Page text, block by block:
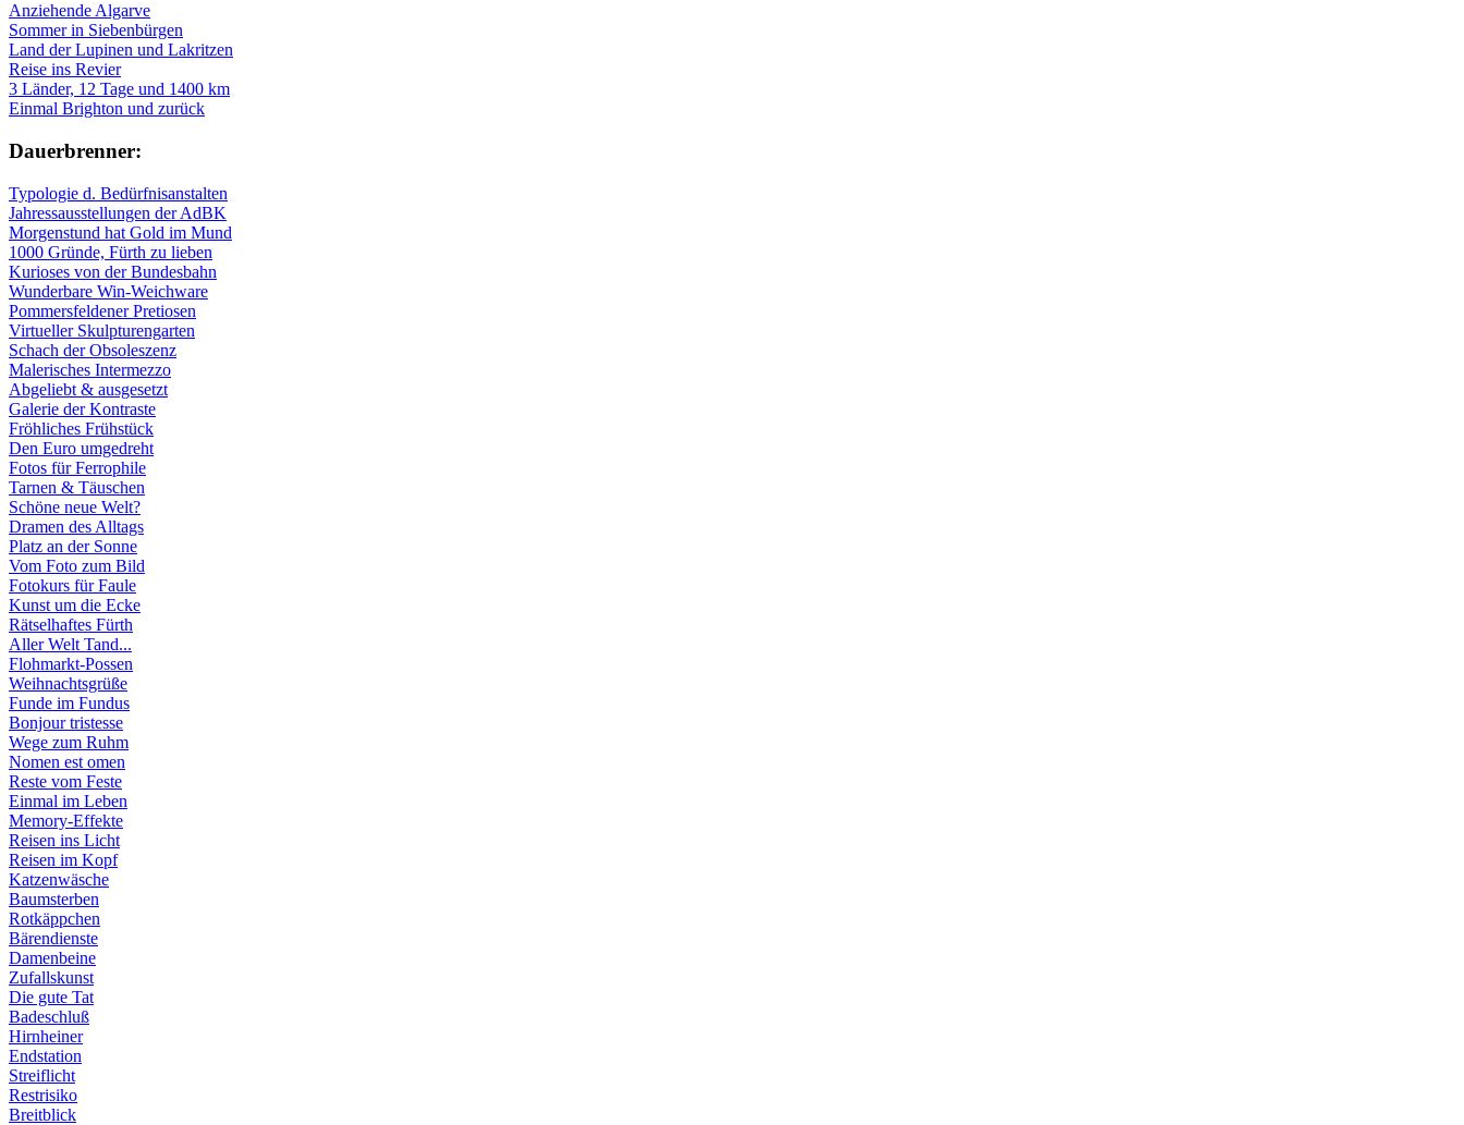
Anziehende Algarve
Sommer in Siebenbürgen
Land der Lupinen und Lakritzen
Reise ins Revier
3 Länder, 12 Tage und 1400 km
Einmal Brighton und zurück
Dau­er­bren­ner:
Typologie d. Bedürfnisanstalten
Jahressausstellungen der AdBK
Morgenstund hat Gold im Mund
1000 Gründe, Fürth zu lieben
Kurioses von der Bundesbahn
Wunderbare Win-Weichware
Pommersfeldener Pretiosen
Virtueller Skulpturengarten
Schach der Obsoleszenz
Malerisches Intermezzo
Abgeliebt & ausgesetzt
Galerie der Kontraste
Fröhliches Frühstück
Den Euro umgedreht
Fotos für Ferrophile
Tarnen & Täuschen
Schöne neue Welt?
Dramen des Alltags
Platz an der Sonne
Vom Foto zum Bild
Fotokurs für Faule
Kunst um die Ecke
Rätselhaftes Fürth
Aller Welt Tand...
Flohmarkt-Possen
Weihnachtsgrüße
Funde im Fundus
Bonjour tristesse
Wege zum Ruhm
Nomen est omen
Reste vom Feste
Einmal im Leben
Memory-Effekte
Reisen ins Licht
Reisen im Kopf
Katzenwäsche
Baumsterben
Rotkäppchen
Bärendienste
Damenbeine
Zufallskunst
Die gute Tat
Badeschluß
Hirnheiner
Endstation
Streiflicht
Restrisiko
Breitblick